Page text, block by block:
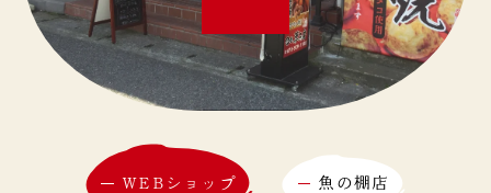
WEBショップ 魚の棚店